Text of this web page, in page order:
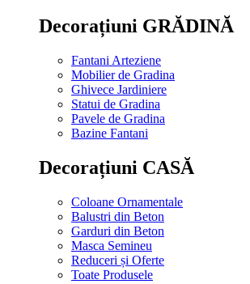
Decorațiuni GRĂDINĂ
Fantani Arteziene
Mobilier de Gradina
Ghivece Jardiniere
Statui de Gradina
Pavele de Gradina
Bazine Fantani
Decorațiuni CASĂ
Coloane Ornamentale
Balustri din Beton
Garduri din Beton
Masca Semineu
Reduceri și Oferte
Toate Produsele